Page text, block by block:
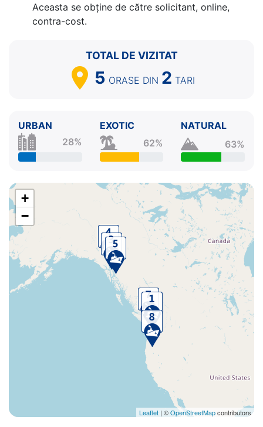
Aceasta se obține de către solicitant, online,
contra-cost.
TOTAL DE VIZITAT
5 ORASE DIN 2 TARI
URBAN
28%
EXOTIC
62%
NATURAL
63%
+
−
Leaflet | ©OpenStreetMapcontributors